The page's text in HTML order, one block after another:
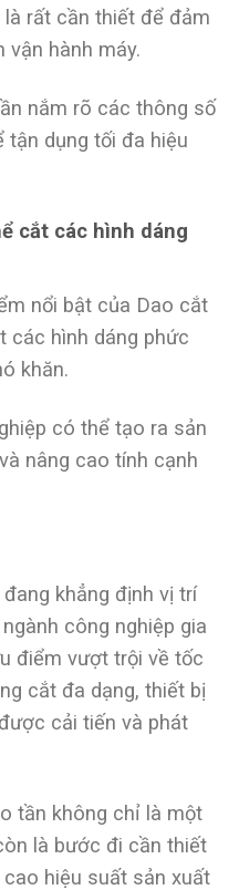
rất cần thiết để đảm
vận hành máy.
nắm rõ các thông số
tận dụng tối đa hiệu
cắt các hình dáng
nổi bật của Dao cắt
các hình dáng phức
khăn.
có thể tạo ra sản
nâng cao tính cạnh
khẳng định vị trí
công nghiệp gia
điểm vượt trội về tốc
cắt đa dạng, thiết bị
cải tiến và phát
tần không chỉ là một
là bước đi cần thiết
hiệu suất sản xuất